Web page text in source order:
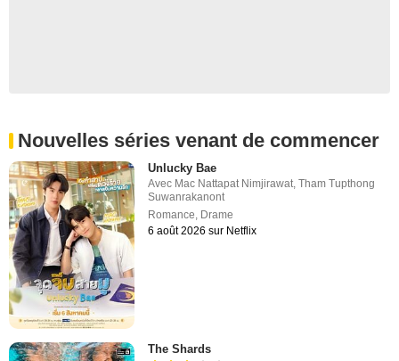
Nouvelles séries venant de commencer
Unlucky Bae
Avec Mac Nattapat Nimjirawat ,Tham Tupthong
Suwanrakanont
Romance Drame
6 août 2026 sur Netflix
The Shards